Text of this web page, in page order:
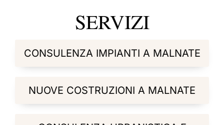
SERVIZI
CONSULENZA IMPIANTI A MALNATE
NUOVE COSTRUZIONI A MALNATE